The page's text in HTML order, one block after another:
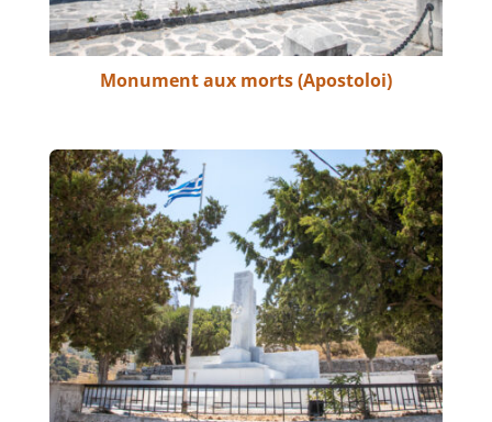
Monument aux morts (Apostoloi)